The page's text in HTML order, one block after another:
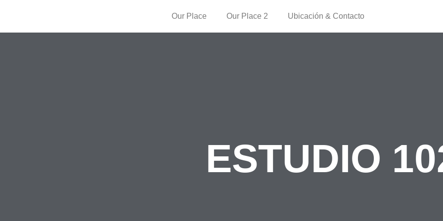
Our Place Our Place 2 Ubicación & Contacto
ESTUDIO